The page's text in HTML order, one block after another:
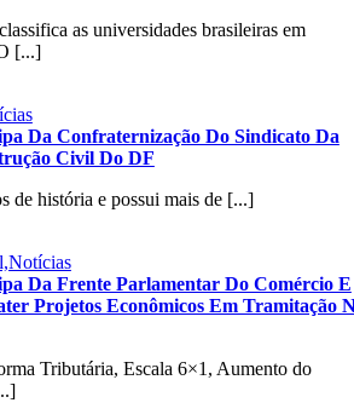
as universidades brasileiras em
[...]
Da Confraternização Do Sindicato Da
Civil Do DF
de história e possui mais de [...]
Da Frente Parlamentar Do Comércio E
Projetos Econômicos Em Tramitação
Tributária, Escala 6×1, Aumento do